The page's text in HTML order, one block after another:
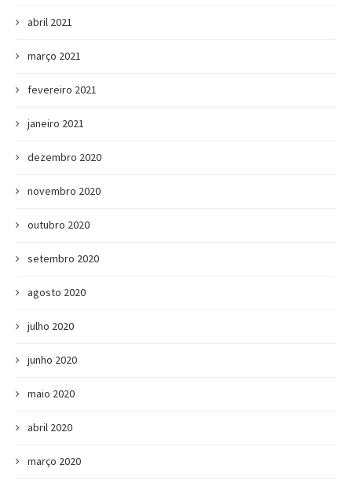
abril 2021
março 2021
fevereiro 2021
janeiro 2021
dezembro 2020
novembro 2020
outubro 2020
setembro 2020
agosto 2020
julho 2020
junho 2020
maio 2020
abril 2020
março 2020